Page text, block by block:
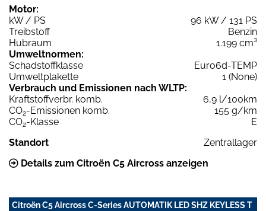
Motor:
kW / PS
96 kW / 131 PS
Treibstoff
Benzin
Hubraum
1.199 cm³
Umweltnormen:
Schadstoffklasse
Euro6d-TEMP
Umweltplakette
1 (None)
Verbrauch und Emissionen nach WLTP:
Kraftstoffverbr. komb.
6,9 l/100km
CO2-Emissionen komb.
155 g/km
CO2-Klasse
E
Standort
Zentrallager
Details zum Citroën C5 Aircross anzeigen
Citroën C5 Aircross C-Series AUTOMATIK LED SHZ KEYLESS T